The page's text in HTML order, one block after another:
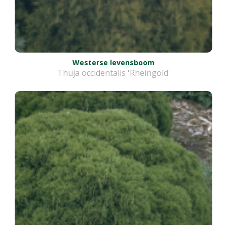
Westerse levensboom
Thuja occidentalis 'Rheingold'